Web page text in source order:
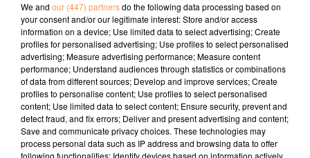
E-mail*
We and our (447) partnersdo the following data processing based on
your consent and/or our legitimate interest: Store and/or access
information on a device; Use limited data to select advertising; Create
profiles for personalised advertising; Use profiles to select personalised
advertising; Measure advertising performance; Measure content
performance; Understand audiences through statistics or combinations
of data from different sources; Develop and improve services; Create
profiles to personalise content; Use profiles to select personalised
content; Use limited data to select content; Ensure security, prevent and
detect fraud, and fix errors; Deliver and present advertising and content;
Save and communicate privacy choices. These technologies may
process personal data such as IP address and browsing data to offer
following functionalities: Identify devices based on information actively